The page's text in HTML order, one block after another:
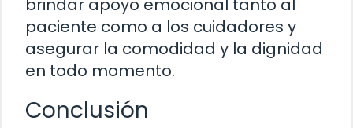
brindar apoyo emocional tanto al
paciente como a los cuidadores y
asegurar la comodidad y la dignidad
en todo momento.
Conclusión